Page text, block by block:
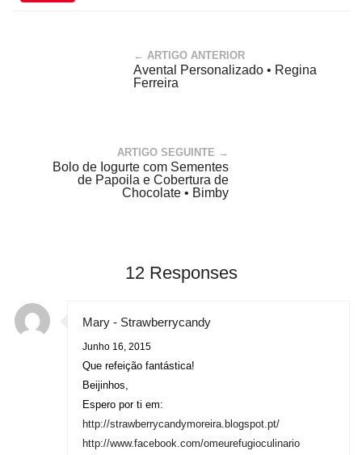
← ARTIGO ANTERIOR
Avental Personalizado • Regina
Ferreira
ARTIGO SEGUINTE →
Bolo de Iogurte com Sementes
de Papoila e Cobertura de
Chocolate • Bimby
12 Responses
Mary - Strawberrycandy
Junho 16, 2015
Que refeição fantástica!
Beijinhos,
Espero por ti em:
http://strawberrycandymoreira.blogspot.pt/
http://www.facebook.com/omeurefugioculinario